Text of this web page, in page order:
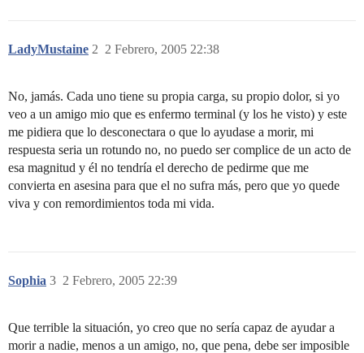
LadyMustaine 2 Febrero, 2005 22:38
2
No, jamás. Cada uno tiene su propia carga, su propio dolor, si yo
veo a un amigo mio que es enfermo terminal (y los he visto) y este
me pidiera que lo desconectara o que lo ayudase a morir, mi
respuesta seria un rotundo no, no puedo ser complice de un acto de
esa magnitud y él no tendría el derecho de pedirme que me
convierta en asesina para que el no sufra más, pero que yo quede
viva y con remordimientos toda mi vida.
Sophia 2 Febrero, 2005 22:39
3
Que terrible la situación, yo creo que no sería capaz de ayudar a
morir a nadie, menos a un amigo, no, que pena, debe ser imposible